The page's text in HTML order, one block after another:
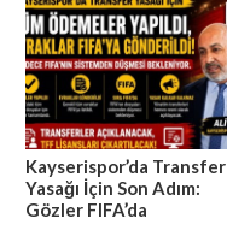
Kayserispor’da Transfer
Yasağı İçin Son Adım:
Gözler FIFA’da